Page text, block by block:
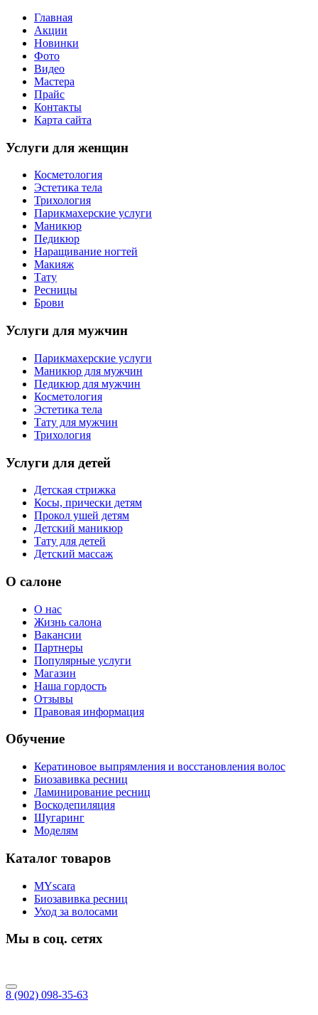
Главная
Акции
Новинки
Фото
Видео
Мастера
Прайс
Контакты
Карта сайта
Услуги для женщин
Косметология
Эстетика тела
Трихология
Парикмахерские услуги
Маникюр
Педикюр
Наращивание ногтей
Макияж
Тату
Ресницы
Брови
Услуги для мужчин
Парикмахерские услуги
Маникюр для мужчин
Педикюр для мужчин
Косметология
Эстетика тела
Тату для мужчин
Трихология
Услуги для детей
Детская стрижка
Косы, прически детям
Прокол ушей детям
Детский маникюр
Тату для детей
Детский массаж
О салоне
О нас
Жизнь салона
Вакансии
Партнеры
Популярные услуги
Магазин
Наша гордость
Отзывы
Правовая информация
Обучение
Кератиновое выпрямления и восстановления волос
Биозавивка ресниц
Ламинирование ресниц
Воскодепиляция
Шугаринг
Моделям
Каталог товаров
MYscara
Биозавивка ресниц
Уход за волосами
Мы в соц. сетях
8 (902) 098-35-63